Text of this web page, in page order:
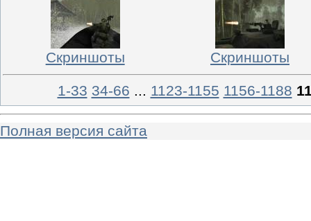
Скриншоты Скриншоты
1-33 34-66 ... 1123-1155 1156-1188
Полная версия сайта